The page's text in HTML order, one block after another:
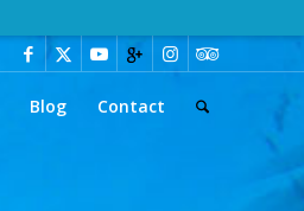
Blog Contact